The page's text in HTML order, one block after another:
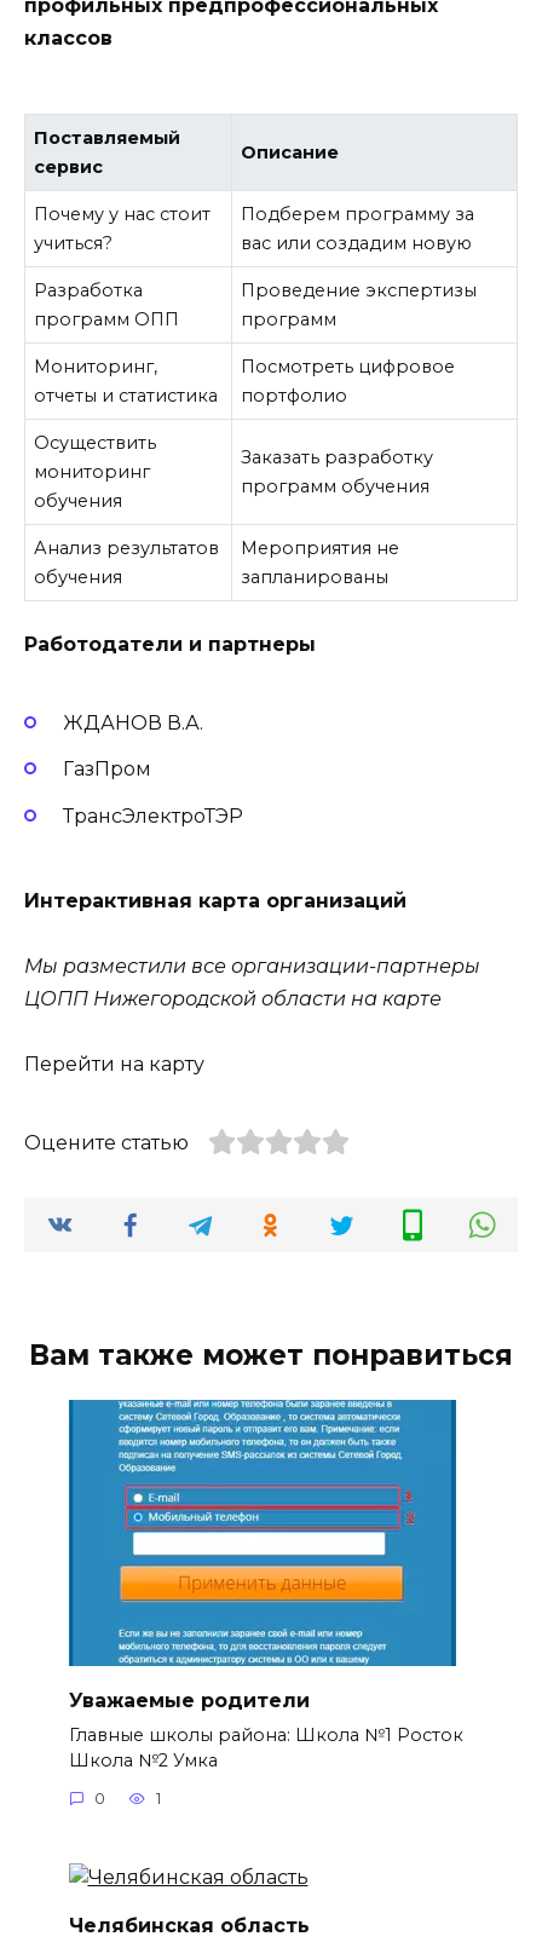
профильных предпрофессиональных
классов
Поставляемый
сервис
Описание
Почему у нас стоит
учиться?
Подберем программу за
вас или создадим новую
Разработка
программ ОПП
Проведение экспертизы
программ
Мониторинг,
отчеты и статистика
Посмотреть цифровое
портфолио
Осуществить
мониторинг
обучения
Заказать разработку
программ обучения
Анализ результатов
обучения
Мероприятия не
запланированы
Работодатели и партнеры
ЖДАНОВ В.А.
ГазПром
ТрансЭлектроТЭР
Интерактивная карта организаций
Мы разместили все организации-партнеры
ЦОПП Нижегородской области на карте
Перейти на карту
Оцените статью
Вам также может понравиться
Уважаемые родители
Главные школы района: Школа №1 Росток
Школа №2 Умка
0 1
Челябинская область